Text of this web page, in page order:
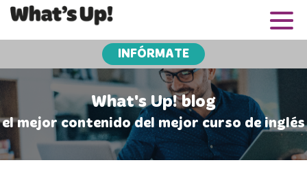
INFÓRMATE
What's Up! blog
el mejor contenido del mejor curso de inglés